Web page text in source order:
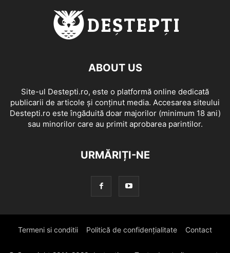
ABOUT US
Site-ul Destepti.ro, este o platformă online dedicată
publicarii de articole și conținut media. Accesarea siteului
Destepti.ro este îngăduită doar majorilor (minimum 18 ani)
sau minorilor care au primit aprobarea parintilor.
URMĂRIȚI-NE
Termeni si conditii Politică de confidențialitate Contact